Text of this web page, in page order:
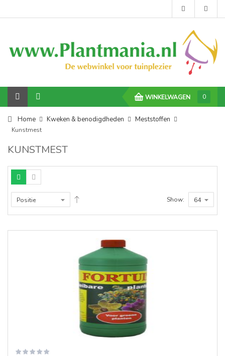
WINKELWAGEN 0
Home Kweken & benodigdheden Meststoffen
Kunstmest
KUNSTMEST
Show: